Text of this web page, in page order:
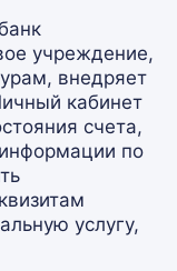
учреждение,
внедряет
кабинет
счета,
по
услугу,